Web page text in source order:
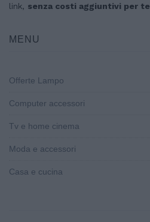
link, senza costi aggiuntivi per te
MENU
Offerte Lampo
Computer accessori
Tv e home cinema
Moda e accessori
Casa e cucina